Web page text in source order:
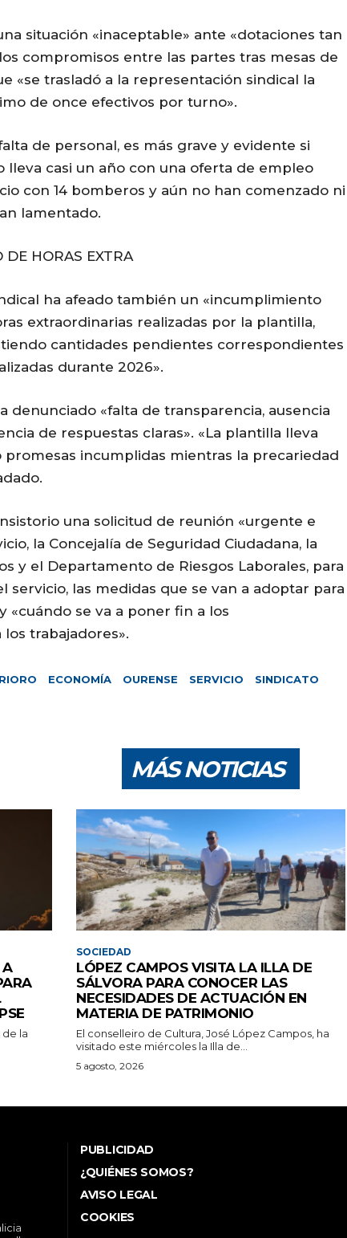
situación «inaceptable» ante «dotaciones tan
compromisos entre las partes tras mesas de
«se trasladó a la representación sindical la
de once efectivos por turno».
de personal, es más grave y evidente si
lleva casi un año con una oferta de empleo
con 14 bomberos y aún no han comenzado ni
lamentado.
DE HORAS EXTRA
ha afeado también un «incumplimiento
extraordinarias realizadas por la plantilla,
cantidades pendientes correspondientes
durante 2026».
denunciado «falta de transparencia, ausencia
de respuestas claras». «La plantilla lleva
incumplidas mientras la precariedad
una solicitud de reunión «urgente e
la Concejalía de Seguridad Ciudadana, la
y el Departamento de Riesgos Laborales, para
servicio, las medidas que se van a adoptar para
«cuándo se va a poner fin a los
trabajadores».
ECONOMÍA OURENSE SERVICIO
SINDICATO
MÁS NOTICIAS
A
la
SOCIEDAD
LÓPEZ CAMPOS VISITA LA ILLA DE
SÁLVORA PARA CONOCER LAS
NECESIDADES DE ACTUACIÓN EN
MATERIA DE PATRIMONIO
El conselleiro de Cultura, José López Campos, ha
visitado este miércoles la Illa de...
5 agosto, 2026
PUBLICIDAD
¿QUIÉNES SOMOS?
AVISO LEGAL
COOKIES